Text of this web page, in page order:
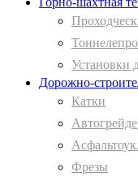
Установки
Дорожно-
Катки
Фрезы